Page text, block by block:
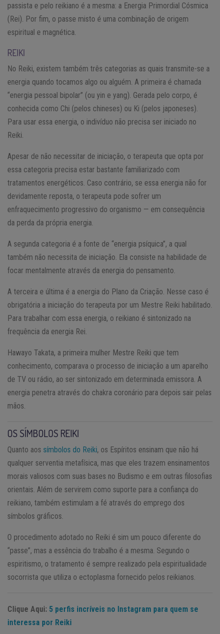
passista e pelo reikiano é a mesma: a Energia Primordial Cósmica
(Rei). Por fim, o passe misto é uma combinação de origem
espiritual e magnética.
REIKI
No Reiki, existem também três categorias as quais transmite-se a
energia quando tocamos algo ou alguém. A primeira é chamada
“energia pessoal bipolar” (ou yin e yang). Gerada pelo corpo, é
conhecida como Chi (pelos chineses) ou Ki (pelos japoneses).
Para usar essa energia, o indivíduo não precisa ser iniciado no
Reiki.
Apesar de não necessitar de iniciação, o terapeuta que opta por
essa categoria precisa estar bastante familiarizado com
tratamentos energéticos. Caso contrário, se essa energia não for
devidamente reposta, o terapeuta pode sofrer um
enfraquecimento progressivo do organismo — em consequência
da perda da própria energia.
A segunda categoria é a fonte de “energia psíquica”, a qual
também não necessita de iniciação. Ela consiste na habilidade de
focar mentalmente através da energia do pensamento.
A terceira e última é a energia do Plano da Criação. Nesse caso é
obrigatória a iniciação do terapeuta por um Mestre Reiki habilitado.
Para trabalhar com essa energia, o reikiano é sintonizado na
frequência da energia Rei.
Hawayo Takata, a primeira mulher Mestre Reiki que tem
conhecimento, comparava o processo de iniciação a um aparelho
de TV ou rádio, ao ser sintonizado em determinada emissora. A
energia penetra através do chakra coronário para depois sair pelas
mãos.
OS SÍMBOLOS REIKI
Quanto aos símbolos do Reiki, os Espíritos ensinam que não há
qualquer serventia metafísica, mas que eles trazem ensinamentos
morais valiosos com suas bases no Budismo e em outras filosofias
orientais. Além de servirem como suporte para a confiança do
reikiano, também estimulam a fé através do emprego dos
símbolos gráficos.
O procedimento adotado no Reiki é sim um pouco diferente do
“passe”, mas a essência do trabalho é a mesma. Segundo o
espiritismo, o tratamento é sempre realizado pela espiritualidade
socorrista que utiliza o ectoplasma fornecido pelos reikianos.
Clique Aqui: 5 perfis incríveis no Instagram para quem se
interessa por Reiki